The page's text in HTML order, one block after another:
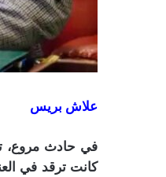
علاش بريس
في حادث مروع،
كانت ترقد في